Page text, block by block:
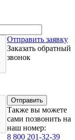
Отправить заявку
Заказать обратный
звонок
Также вы можете
сами позвонить на
наш номер:
8 800 201-32-39